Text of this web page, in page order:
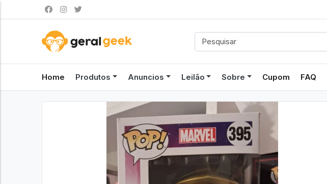
Home Produtos Anuncios Leilão Sobre Cupom FAQ